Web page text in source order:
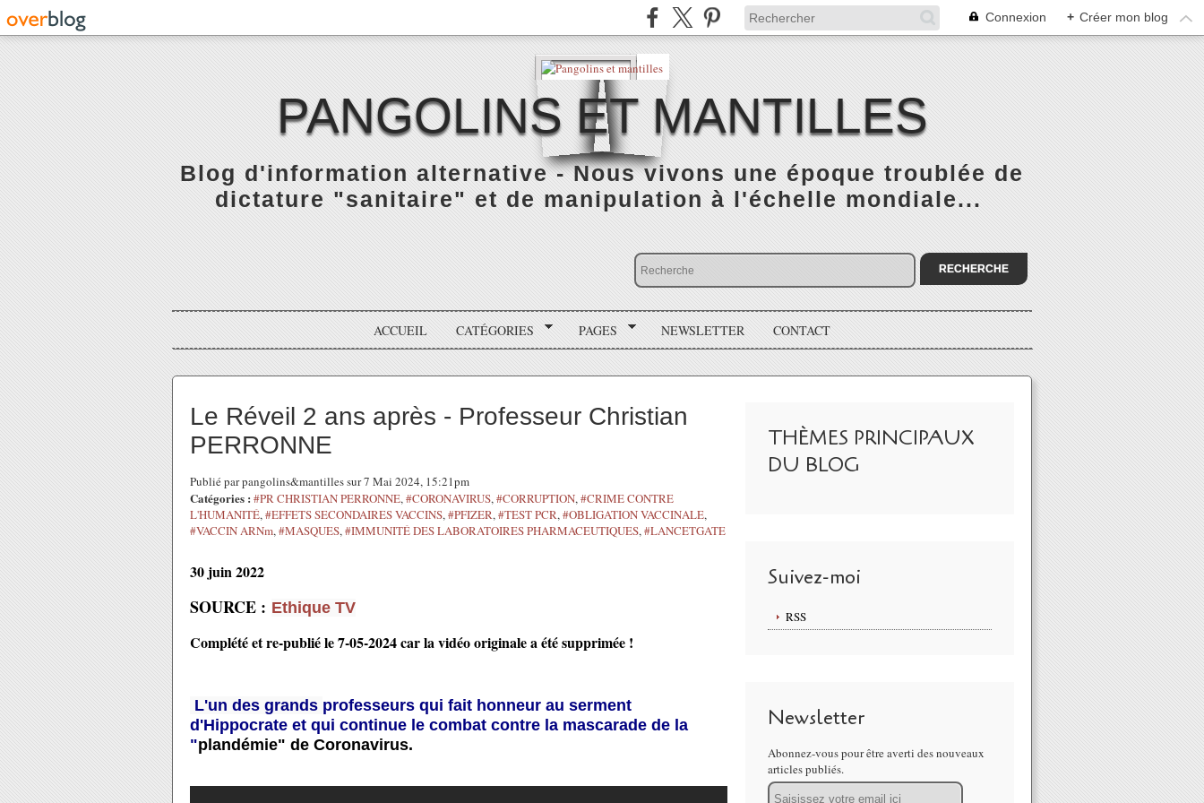
Connexion + Créer mon blog
PANGOLINS ET MANTILLES
Blog d'information alternative - Nous vivons une époque troublée de
dictature "sanitaire" et de manipulation à l'échelle mondiale...
ACCUEIL CATÉGORIES PAGES NEWSLETTER CONTACT
Le Réveil 2 ans après - Professeur Christian
PERRONNE
Publié par pangolins&mantilles sur 7 Mai 2024, 15:21pm
Catégories : #PR CHRISTIAN PERRONNE,#CORONAVIRUS,#CORRUPTION,#CRIME CONTRE
L'HUMANITÉ,#EFFETS SECONDAIRES VACCINS,#PFIZER,#TEST PCR,#OBLIGATION VACCINALE,
#VACCIN ARNm,#MASQUES,#IMMUNITÉ DES LABORATOIRES PHARMACEUTIQUES,#LANCETGATE
30 juin 2022
SOURCE : Ethique TV
Complété et re-publié le 7-05-2024 car la vidéo originale a été supprimée !
L'un des grands professeurs qui fait honneur au serment
d'Hippocrate et qui continue le combat contre la mascarade de la
"plandémie" de Coronavirus.
THÈMES PRINCIPAUX
DU BLOG
Suivez-moi
RSS
Newsletter
Abonnez-vous pour être averti des nouveaux
articles publiés.
Email